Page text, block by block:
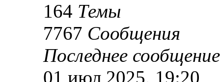
164 Темы
7767 Сообщения
Последнее сообщение
01 июл 2025, 19:20